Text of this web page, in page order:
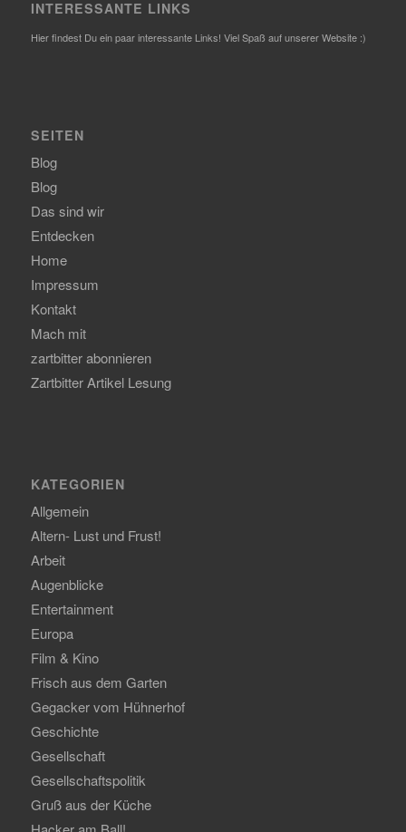
INTERESSANTE LINKS
Hier findest Du ein paar interessante Links! Viel Spaß auf unserer Website :)
SEITEN
Blog
Blog
Das sind wir
Entdecken
Home
Impressum
Kontakt
Mach mit
zartbitter abonnieren
Zartbitter Artikel Lesung
KATEGORIEN
Allgemein
Altern- Lust und Frust!
Arbeit
Augenblicke
Entertainment
Europa
Film & Kino
Frisch aus dem Garten
Gegacker vom Hühnerhof
Geschichte
Gesellschaft
Gesellschaftspolitik
Gruß aus der Küche